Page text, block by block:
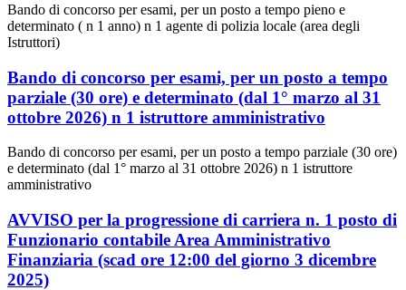
Bando di concorso per esami, per un posto a tempo pieno e
determinato ( n 1 anno) n 1 agente di polizia locale (area degli
Istruttori)
Bando di concorso per esami, per un posto a tempo
parziale (30 ore) e determinato (dal 1° marzo al 31
ottobre 2026) n 1 istruttore amministrativo
Bando di concorso per esami, per un posto a tempo parziale (30 ore)
e determinato (dal 1° marzo al 31 ottobre 2026) n 1 istruttore
amministrativo
AVVISO per la progressione di carriera n. 1 posto di
Funzionario contabile Area Amministrativo
Finanziaria (scad ore 12:00 del giorno 3 dicembre
2025)